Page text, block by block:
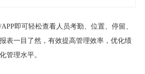
即可轻松查看人员考勤、位置、停留、
表一目了然，有效提高管理效率，优化绩
管理水平。